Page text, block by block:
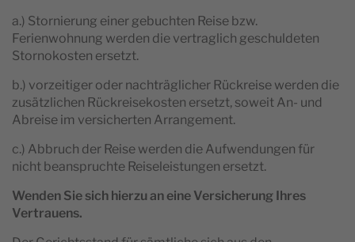
a.) Stornierung einer gebuchten Reise bzw.
Ferienwohnung werden die vertraglich geschuldeten
Stornokosten ersetzt.
b.) vorzeitiger oder nachträglicher Rückreise werden die
zusätzlichen Rückreisekosten ersetzt, soweit An- und
Abreise im versicherten Arrangement.
c.) Abbruch der Reise werden die Aufwendungen für
nicht beanspruchte Reiseleistungen ersetzt.
Wenden Sie sich hierzu an eine Versicherung Ihres
Vertrauens.